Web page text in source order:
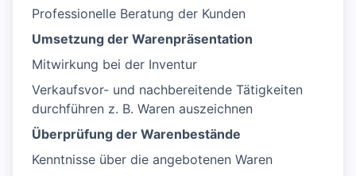
Professionelle Beratung der Kunden
Umsetzung der Warenpräsentation
Mitwirkung bei der Inventur
Verkaufsvor- und nachbereitende Tätigkeiten
durchführen z. B. Waren auszeichnen
Überprüfung der Warenbestände
Kenntnisse über die angebotenen Waren